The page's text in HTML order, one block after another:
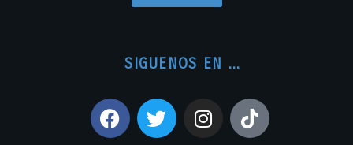
SIGUENOS EN ...